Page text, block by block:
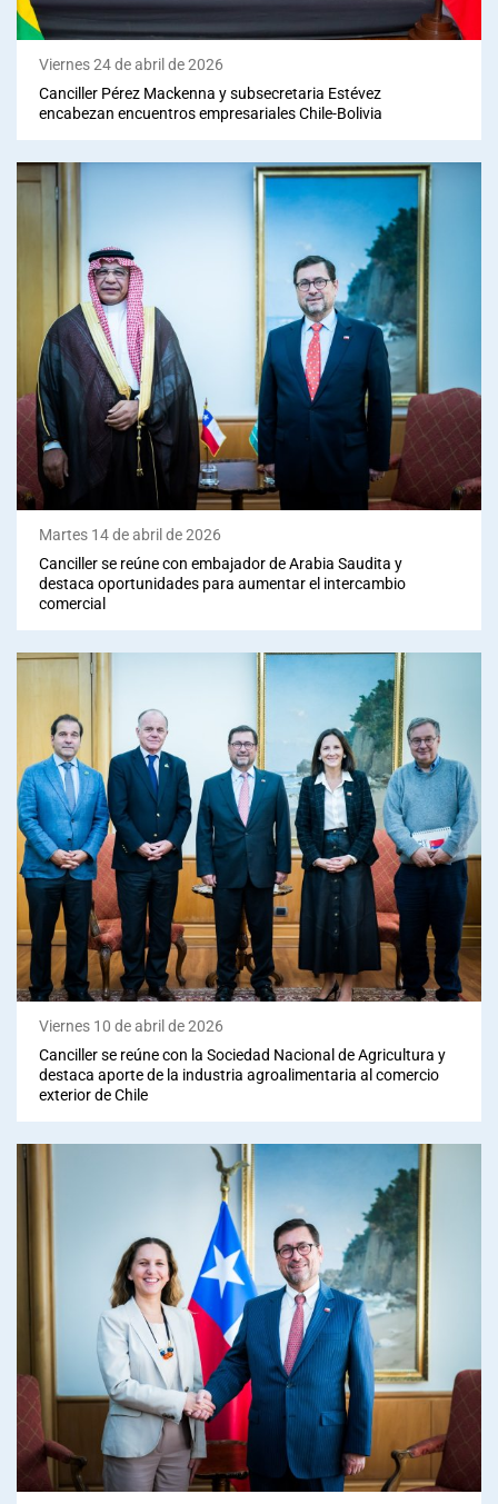
Viernes 24 de abril de 2026
Canciller Pérez Mackenna y subsecretaria Estévez
encabezan encuentros empresariales Chile-Bolivia
Martes 14 de abril de 2026
Canciller se reúne con embajador de Arabia Saudita y
destaca oportunidades para aumentar el intercambio
comercial
Viernes 10 de abril de 2026
Canciller se reúne con la Sociedad Nacional de Agricultura y
destaca aporte de la industria agroalimentaria al comercio
exterior de Chile